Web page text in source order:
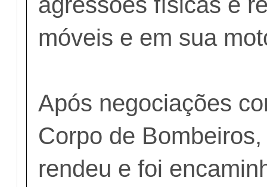
móveis e em sua
Após negociações
Corpo de
rendeu e foi